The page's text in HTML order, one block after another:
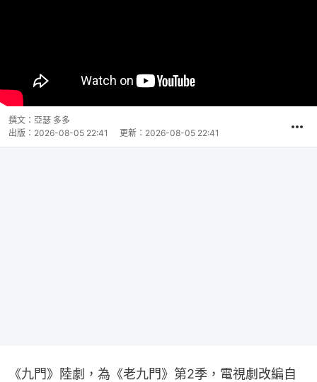
撰文： 亞瑟 多多
出版： 2026-08-05 22:41 更新： 2026-08-05 22:41
《九門》陸劇，為《老九門》第2季，電視劇改編自